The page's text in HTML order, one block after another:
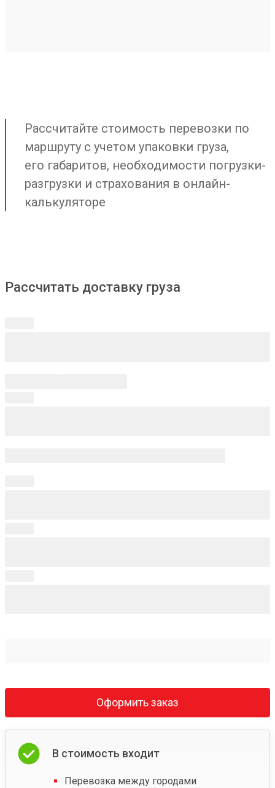
Рассчитайте стоимость перевозки по
маршруту с учетом упаковки груза,
его габаритов, необходимости погрузки-
разгрузки и страхования в онлайн-
калькуляторе
Рассчитать доставку груза
Оформить заказ
В стоимость входит
Перевозка между городами